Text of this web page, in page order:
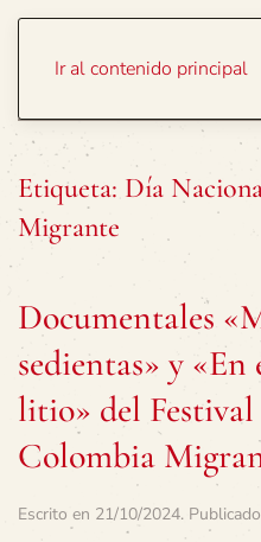
Ir al contenido principal
Etiqueta: Día
Migrante
Documentales
sedientas» y
litio» del
Colombia
Escrito en 21/10/2024.